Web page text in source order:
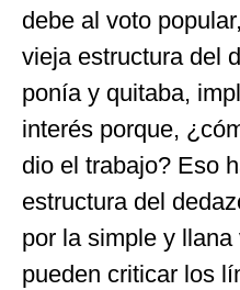
debe al voto
vieja estructura del
ponía y quitaba,
interés porque,
dio el trabajo? Eso
estructura del
por la simple y
pueden criticar los